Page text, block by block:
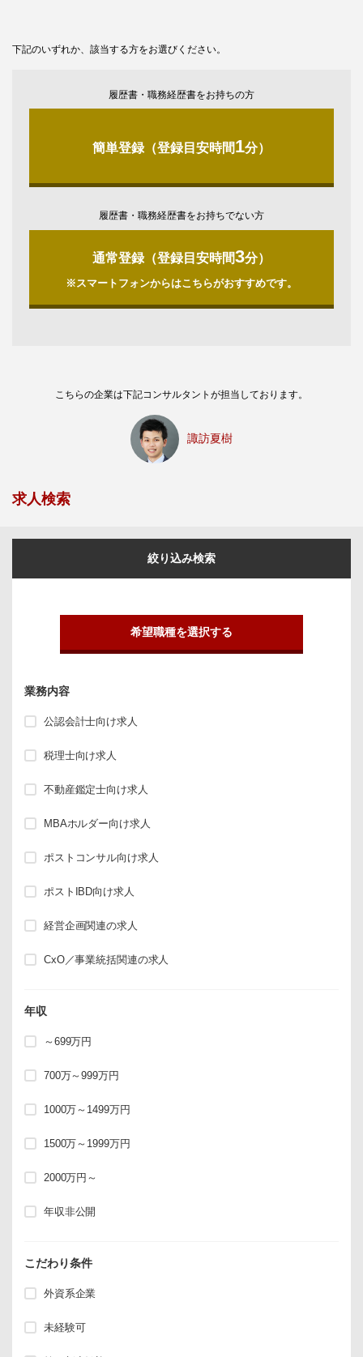
下記のいずれか、該当する方をお選びください。
履歴書・職務経歴書をお持ちの方
簡単登録（登録目安時間1分）
履歴書・職務経歴書をお持ちでない方
通常登録（登録目安時間3分）
※スマートフォンからはこちらがおすすめです。
こちらの企業は下記コンサルタントが担当しております。
諏訪夏樹
求人検索
絞り込み検索
希望職種を選択する
業務内容
公認会計士向け求人
税理士向け求人
不動産鑑定士向け求人
MBAホルダー向け求人
ポストコンサル向け求人
ポストIBD向け求人
経営企画関連の求人
CxO／事業統括関連の求人
年収
～699万円
700万～999万円
1000万～1499万円
1500万～1999万円
2000万円～
年収非公開
こだわり条件
外資系企業
未経験可